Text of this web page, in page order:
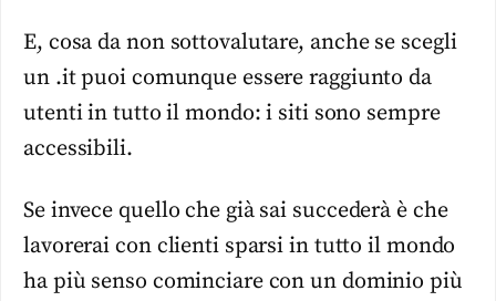
E, cosa da non sottovalutare, anche se scegli
un .it puoi comunque essere raggiunto da
utenti in tutto il mondo: i siti sono sempre
accessibili.
Se invece quello che già sai succederà è che
lavorerai con clienti sparsi in tutto il mondo
ha più senso cominciare con un dominio più